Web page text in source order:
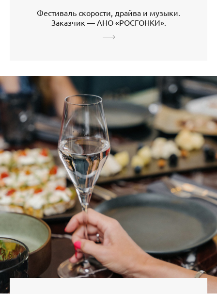
Фестиваль скорости, драйва и музыки.
Заказчик — АНО «РОСГОНКИ».